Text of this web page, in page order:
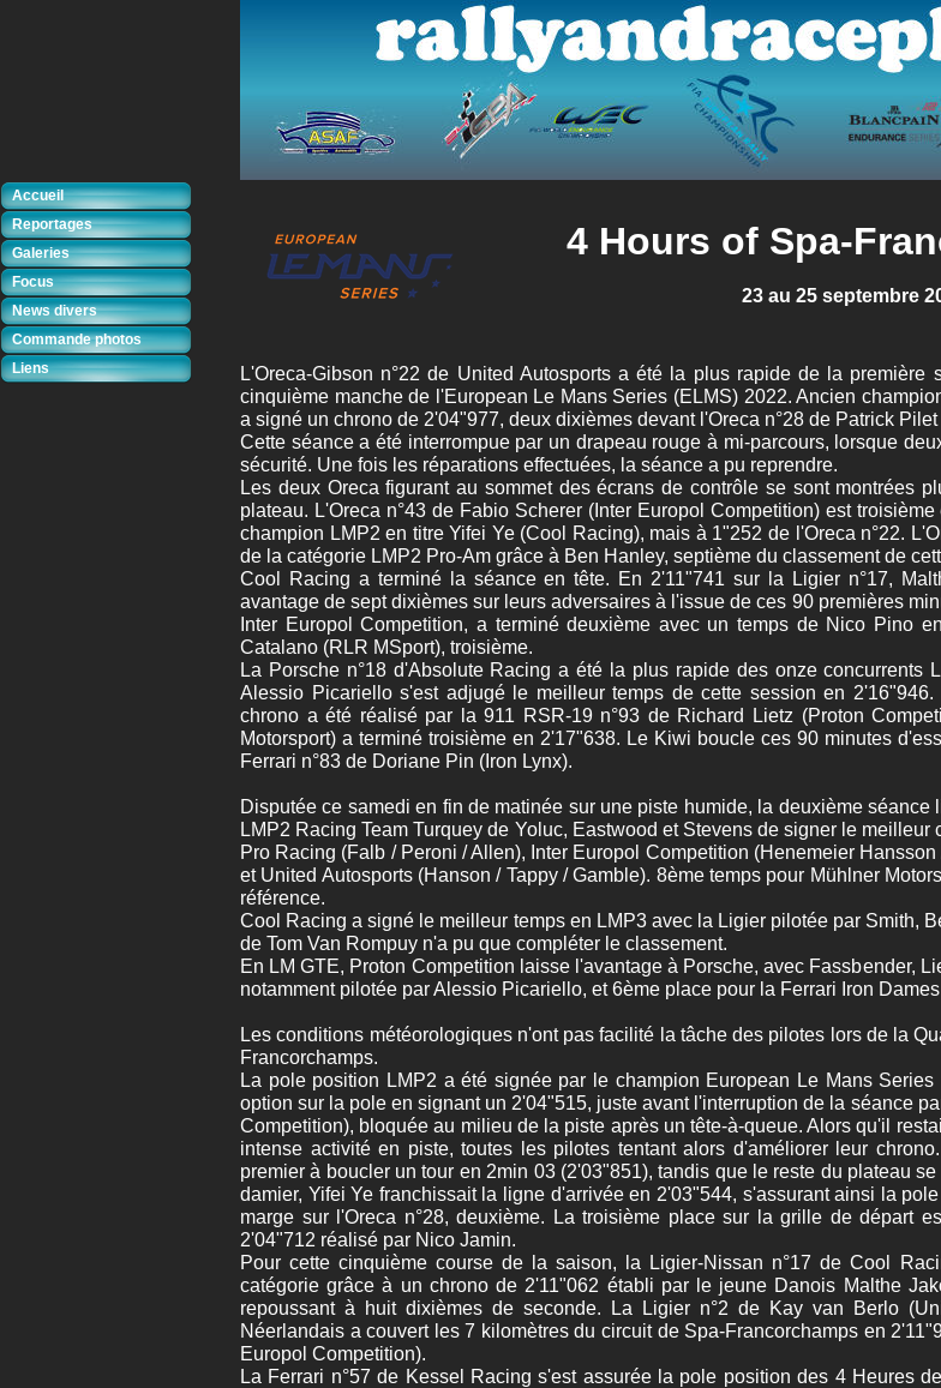
Accueil
Reportages
Galeries
Focus
News divers
Commande photos
Liens
4 Hours of Spa-
23 au 25 septembre
L'Oreca-Gibson n°22 de United Autosports a été la plus rapide de la
cinquième manche de l'European Le Mans Series (ELMS) 2022. Ancien
a signé un chrono de 2'04"977, deux dixièmes devant l'Oreca n°28 de Patrick
Cette séance a été interrompue par un drapeau rouge à mi-parcours, lorsque
sécurité. Une fois les réparations effectuées, la séance a pu reprendre.
Les deux Oreca figurant au sommet des écrans de contrôle se sont montrées
plateau. L'Oreca n°43 de Fabio Scherer (Inter Europol Competition) est
champion LMP2 en titre Yifei Ye (Cool Racing), mais à 1"252 de l'Oreca n°22.
de la catégorie LMP2 Pro-Am grâce à Ben Hanley, septième du classement de
Cool Racing a terminé la séance en tête. En 2'11"741 sur la Ligier n°17,
avantage de sept dixièmes sur leurs adversaires à l'issue de ces 90 premières
Inter Europol Competition, a terminé deuxième avec un temps de Nico Pino
Catalano (RLR MSport), troisième.
La Porsche n°18 d'Absolute Racing a été la plus rapide des onze
Alessio Picariello s'est adjugé le meilleur temps de cette session en
chrono a été réalisé par la 911 RSR-19 n°93 de Richard Lietz (Proton
Motorsport) a terminé troisième en 2'17"638. Le Kiwi boucle ces 90 minutes
Ferrari n°83 de Doriane Pin (Iron Lynx).
Disputée ce samedi en fin de matinée sur une piste humide, la deuxième
LMP2 Racing Team Turquey de Yoluc, Eastwood et Stevens de signer le
Pro Racing (Falb / Peroni / Allen), Inter Europol Competition (Henemeier
et United Autosports (Hanson / Tappy / Gamble). 8ème temps pour Mühlner
référence.
Cool Racing a signé le meilleur temps en LMP3 avec la Ligier pilotée par Smith,
de Tom Van Rompuy n'a pu que compléter le classement.
En LM GTE, Proton Competition laisse l'avantage à Porsche, avec Fassbender,
notamment pilotée par Alessio Picariello, et 6ème place pour la Ferrari Iron
Les conditions météorologiques n'ont pas facilité la tâche des pilotes lors de la
Francorchamps.
La pole position LMP2 a été signée par le champion European Le Mans
option sur la pole en signant un 2'04"515, juste avant l'interruption de la séance
Competition), bloquée au milieu de la piste après un tête-à-queue. Alors qu'il
intense activité en piste, toutes les pilotes tentant alors d'améliorer leur
premier à boucler un tour en 2min 03 (2'03"851), tandis que le reste du plateau
damier, Yifei Ye franchissait la ligne d'arrivée en 2'03"544, s'assurant ainsi la
marge sur l'Oreca n°28, deuxième. La troisième place sur la grille de départ
2'04"712 réalisé par Nico Jamin.
Pour cette cinquième course de la saison, la Ligier-Nissan n°17 de Cool
catégorie grâce à un chrono de 2'11"062 établi par le jeune Danois Malthe
repoussant à huit dixièmes de seconde. La Ligier n°2 de Kay van Berlo
Néerlandais a couvert les 7 kilomètres du circuit de Spa-Francorchamps en
Europol Competition).
La Ferrari n°57 de Kessel Racing s'est assurée la pole position des 4 Heures